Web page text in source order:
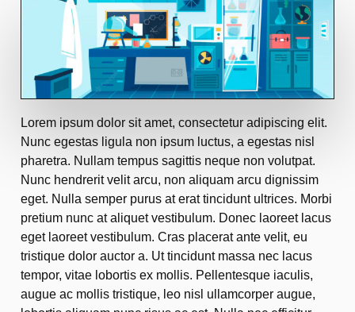
Lorem ipsum dolor sit amet, consectetur adipiscing elit.
Nunc egestas ligula non ipsum luctus, a egestas nisl
pharetra. Nullam tempus sagittis neque non volutpat.
Nunc hendrerit velit arcu, non aliquam arcu dignissim
eget. Nulla semper purus at erat tincidunt ultrices. Morbi
pretium nunc at aliquet vestibulum. Donec laoreet lacus
eget laoreet vestibulum. Cras placerat ante velit, eu
tristique dolor auctor a. Ut tincidunt massa nec lacus
tempor, vitae lobortis ex mollis. Pellentesque iaculis,
augue ac mollis tristique, leo nisl ullamcorper augue,